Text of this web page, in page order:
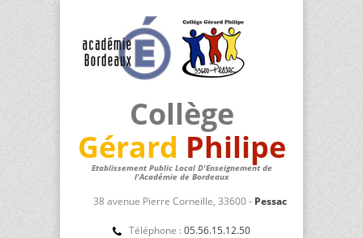
Collège
Gérard Philipe
Etablissement Public Local D'Enseignement de
l'Académie de Bordeaux
38 avenue Pierre Corneille, 33600 - Pessac
Téléphone : 05.56.15.12.50